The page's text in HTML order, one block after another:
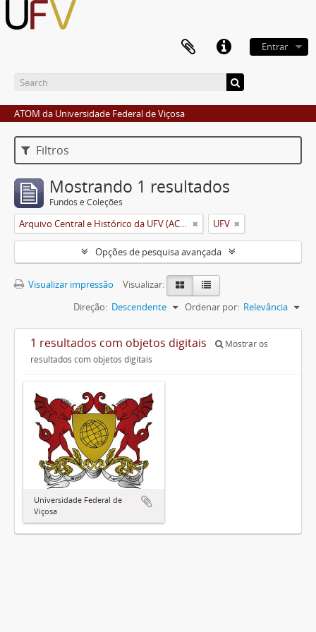
Entrar
ATOM da Universidade Federal de Viçosa
Filtros
Mostrando 1 resultados
Fundos e Coleções
Arquivo Central e Histórico da UFV (ACH-UFV) UFV
Opções de pesquisa avançada
Visualizar impressão
Visualizar:
Ordenar por: Relevância
Direção: Descendente
1 resultados com objetos digitais
Mostrar os
resultados com objetos digitais
Universidade Federal de
Viçosa